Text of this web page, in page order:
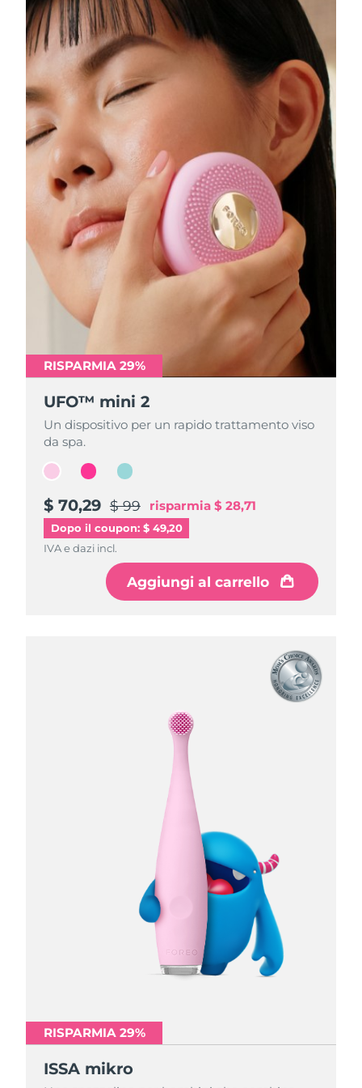
RISPARMIA 29%
UFO™ mini 2
Un dispositivo per un rapido trattamento viso
da spa.
$ 70,29 $ 99 risparmia $ 28,71
Dopo il coupon: $ 49,20
IVA e dazi incl.
Aggiungi al carrello
RISPARMIA 29%
UFO™ mini 2
Un dispositivo per un rapido trattamento viso
da spa.
$ 70,29 $ 99 risparmia $ 28,71
IVA e dazi incl.
Aggiungi al carrello
RISPARMIA 29%
UFO™ mini 2
Un dispositivo per un rapido trattamento viso
da spa.
$ 70,29 $ 99 risparmia $ 28,71
IVA e dazi incl.
Aggiungi al carrello
RISPARMIA 29%
ISSA mikro
RISPARMIA 29%
ISSA mikro
RISPARMIA 29%
ISSA mikro